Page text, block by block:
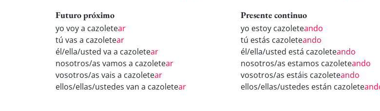
Futuro próximo
yo voy a cazoletear
tú vas a cazoletear
él/ella/usted va a cazoletear
nosotros/as vamos a cazoletear
vosotros/as vais a cazoletear
ellos/ellas/ustedes van a cazoletear
Presente continuo
yo estoy cazoleteando
tú estás cazoleteando
él/ella/usted está cazoleteando
nosotros/as estamos cazoleteando
vosotros/as estáis cazoleteando
ellos/ellas/ustedes están cazolete